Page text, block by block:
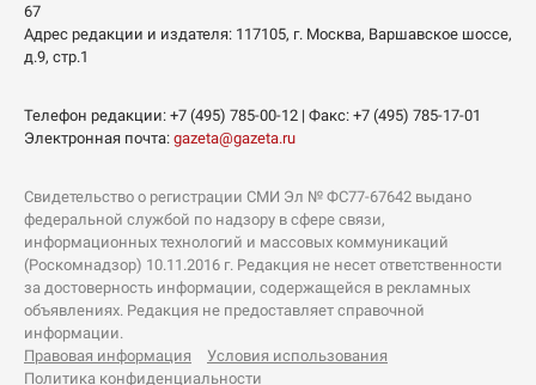
67
Адрес редакции и издателя: 117105, г. Москва, Варшавское шоссе,
д.9, стр.1
Телефон редакции: +7 (495) 785-00-12 | Факс: +7 (495) 785-17-01
Электронная почта: gazeta@gazeta.ru
Свидетельство о регистрации СМИ Эл № ФС77-67642 выдано
федеральной службой по надзору в сфере связи,
информационных технологий и массовых коммуникаций
(Роскомнадзор) 10.11.2016 г. Редакция не несет ответственности
за достоверность информации, содержащейся в рекламных
объявлениях. Редакция не предоставляет справочной
информации.
Правовая информация
Условия использования
Политика конфиденциальности